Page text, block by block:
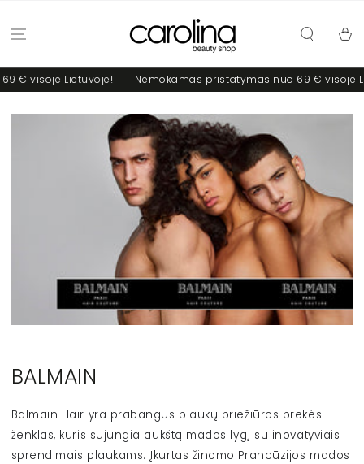
Lietuvoje! Nemokamas pristatymas nuo 69 € visoje
BALMAIN
Balmain Hair yra prabangus plaukų priežiūros prekės
ženklas, kuris sujungia aukštą mados lygį su inovatyviais
sprendimais plaukams. Įkurtas žinomo Prancūzijos mados